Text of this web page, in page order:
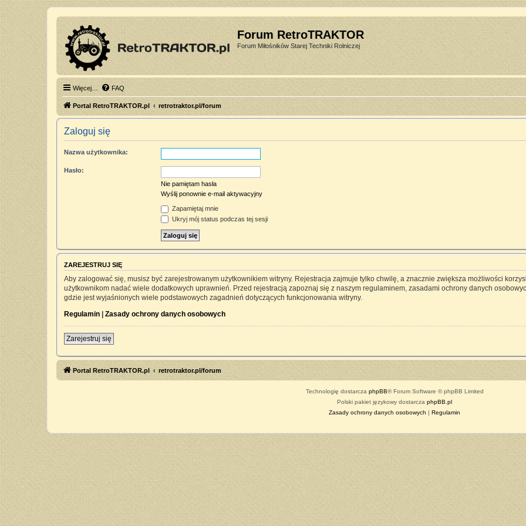
Forum RetroTRAKTOR
Forum Miłośników Starej Techniki Rolniczej
Więcej… FAQ
Portal RetroTRAKTOR.pl retrotraktor.pl/forum
Zaloguj się
Nazwa użytkownika:
Hasło:
Nie pamiętam hasła
Wyślij ponownie e-mail aktywacyjny
Zapamiętaj mnie
Ukryj mój status podczas tej sesji
ZAREJESTRUJ SIĘ
Aby zalogować się, musisz być zarejestrowanym użytkownikiem witryny. Rejestracja zajmuje tylko chwilę, a znacznie zwiększa możliwości
użytkownikom nadać wiele dodatkowych uprawnień. Przed rejestracją zapoznaj się z naszym regulaminem, zasadami ochrony danych
gdzie jest wyjaśnionych wiele podstawowych zagadnień dotyczących funkcjonowania witryny.
Regulamin | Zasady ochrony danych osobowych
Zarejestruj się
Portal RetroTRAKTOR.pl retrotraktor.pl/forum
Technologię dostarcza phpBB® Forum Software © phpBB Limited
Polski pakiet językowy dostarcza phpBB.pl
Zasady ochrony danych osobowych | Regulamin